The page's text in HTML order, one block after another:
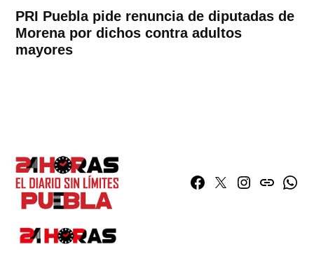
PRI Puebla pide renuncia de diputadas de
Morena por dichos contra adultos
mayores
Facebook
TwitterInstagram
issuu